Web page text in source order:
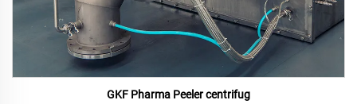
GKF Pharma Peeler centrifug